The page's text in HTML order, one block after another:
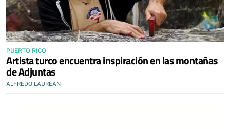
PUERTO RICO
Artista turco encuentra inspiración en las montañas
de Adjuntas
ALFREDO LAUREAN